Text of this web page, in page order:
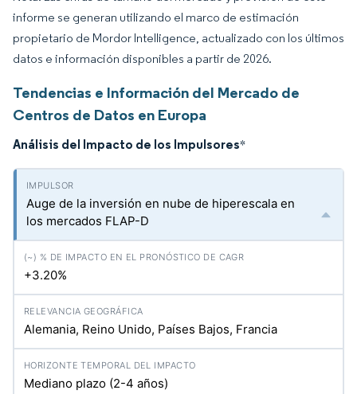
informe se generan utilizando el marco de estimación
propietario de Mordor Intelligence, actualizado con los últimos
datos e información disponibles a partir de 2026.
Tendencias e Información del Mercado de
Centros de Datos en Europa
Análisis del Impacto de los Impulsores*
Auge de la inversión en nube de hiperescala en
los mercados FLAP-D
+3.20%
Alemania, Reino Unido, Países Bajos, Francia
Mediano plazo (2-4 años)